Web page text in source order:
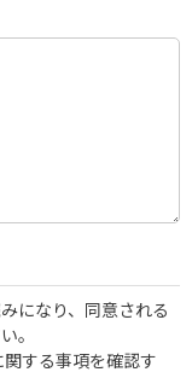
になり、同意される
。
する事項を確認す